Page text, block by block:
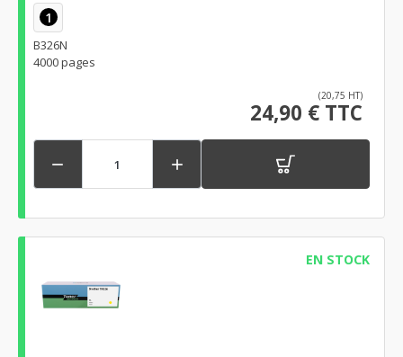
1
B326N
4000 pages
(20,75 HT)
24,90 € TTC
 
EN STOCK